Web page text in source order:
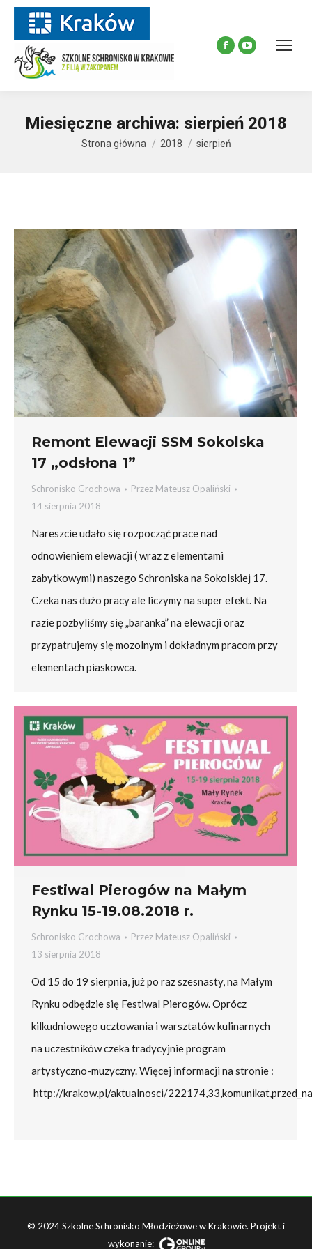
Facebook
new
window
YouTube
new
Miesięczne archiwa: sierpień 2018
Jesteś tutaj:
Strona główna 2018 sierpień
Remont Elewacji SSM Sokolska
17 „odsłona 1”
Schronisko Grochowa Przez Mateusz Opaliński
14 sierpnia 2018
Nareszcie udało się rozpocząć prace nad
odnowieniem elewacji ( wraz z elementami
zabytkowymi) naszego Schroniska na Sokolskiej 17.
Czeka nas dużo pracy ale liczymy na super efekt. Na
razie pozbyliśmy się „baranka” na elewacji oraz
przypatrujemy się mozolnym i dokładnym pracom przy
elementach piaskowca.
Festiwal Pierogów na Małym
Rynku 15-19.08.2018 r.
Schronisko Grochowa Przez Mateusz Opaliński
13 sierpnia 2018
Od 15 do 19 sierpnia, już po raz szesnasty, na Małym
Rynku odbędzie się Festiwal Pierogów. Oprócz
kilkudniowego ucztowania i warsztatów kulinarnych
na uczestników czeka tradycyjnie program
artystyczno-muzyczny. Więcej informacji na stronie :
http://krakow.pl/aktualnosci/
© 2024Szkolne Schronisko Młodzieżowe w Krakowie. Projekt i
wykonanie: